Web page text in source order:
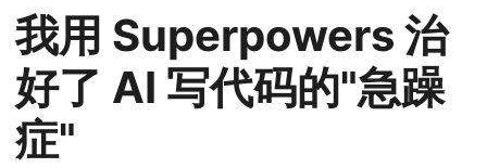
我用 Superpowers 治
好了 AI 写代码的"急躁
症"